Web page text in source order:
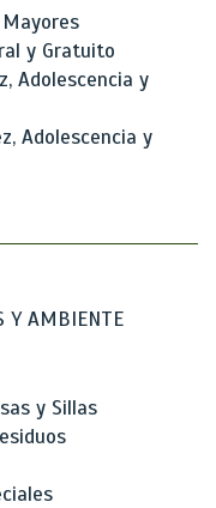
y Gratuito
Adolescencia y
Adolescencia y
Y AMBIENTE
y Sillas